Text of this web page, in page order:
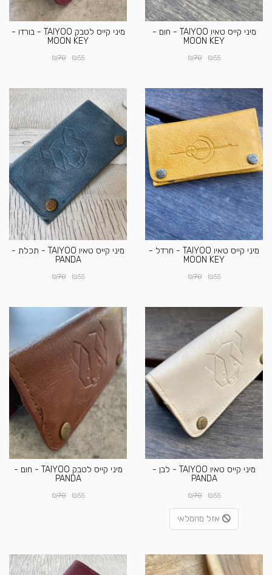
מיני קייס טאיו TAIYOO - חום -
MOON KEY
₪55
₪70
מיני קייס לטבק TAIYOO - בורדו -
MOON KEY
₪55
₪70
מיני קייס טאיו TAIYOO - חרדל -
MOON KEY
₪55
₪70
מיני קייס טאיו TAIYOO - תכלת -
PANDA
₪55
₪70
מיני קייס טאיו TAIYOO - לבן -
PANDA
₪55
₪70
אזל מהמלאי
מיני קייס לטבק TAIYOO - חום -
PANDA
₪55
₪70